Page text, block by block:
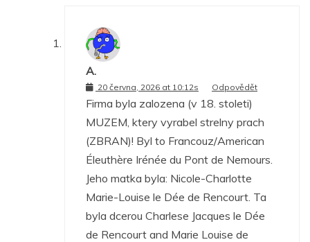
A.
20 června, 2026 at 10:12s Odpovědět
Firma byla zalozena (v 18. stoleti)
MUZEM, ktery vyrabel strelny prach
(ZBRAN)! Byl to Francouz/American
Éleuthère Irénée du Pont de Nemours.
Jeho matka byla: Nicole-Charlotte
Marie-Louise le Dée de Rencourt. Ta
byla dcerou Charlese Jacques le Dée
de Rencourt and Marie Louise de